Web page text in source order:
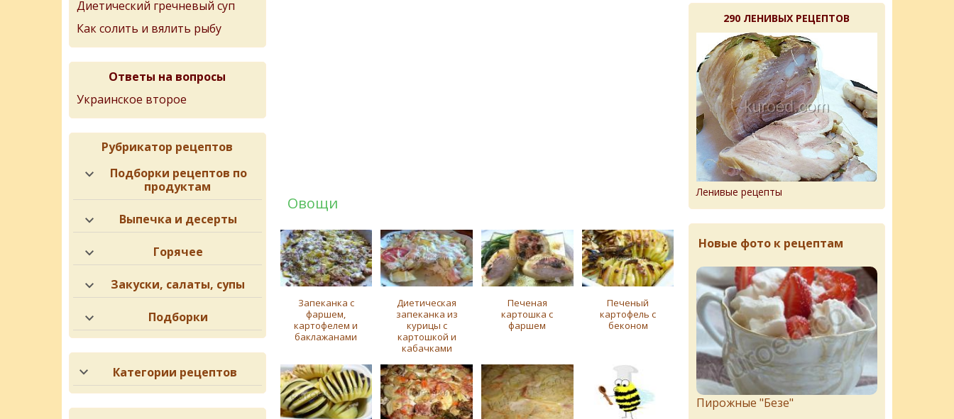
Овощи
Запеканка с
фаршем,
картофелем и
баклажанами
Диетическая
запеканка из
курицы с
картошкой и
кабачками
Печеная
картошка с
фаршем
Печеный
картофель с
беконом
Диетический гречневый суп
Как солить и вялить рыбу
Ответы на вопросы
Украинское второе
Рубрикатор рецептов
Подборки рецептов по
продуктам
Выпечка и десерты
Горячее
Закуски, салаты, супы
Подборки
Категории рецептов
290 ЛЕНИВЫХ РЕЦЕПТОВ
Ленивые рецепты
Новые фото к рецептам
Пирожныe "Бeзe"